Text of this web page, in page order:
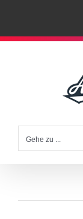
Zum
Gehe zu ...